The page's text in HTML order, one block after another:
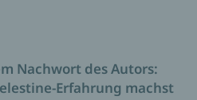
Nachwort des Autors:
Erfahrung machst